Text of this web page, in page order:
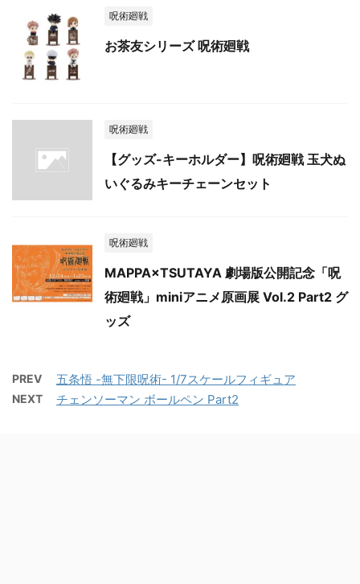
呪術廻戦
お茶友シリーズ 呪術廻戦
呪術廻戦
【グッズ-キーホルダー】呪術廻戦 玉犬ぬ
いぐるみキーチェーンセット
呪術廻戦
MAPPA×TSUTAYA 劇場版公開記念「呪
術廻戦」miniアニメ原画展 Vol.2 Part2 グ
ッズ
PREV 五条悟 -無下限呪術- 1/7スケールフィギュア
NEXT チェンソーマン ボールペン Part2